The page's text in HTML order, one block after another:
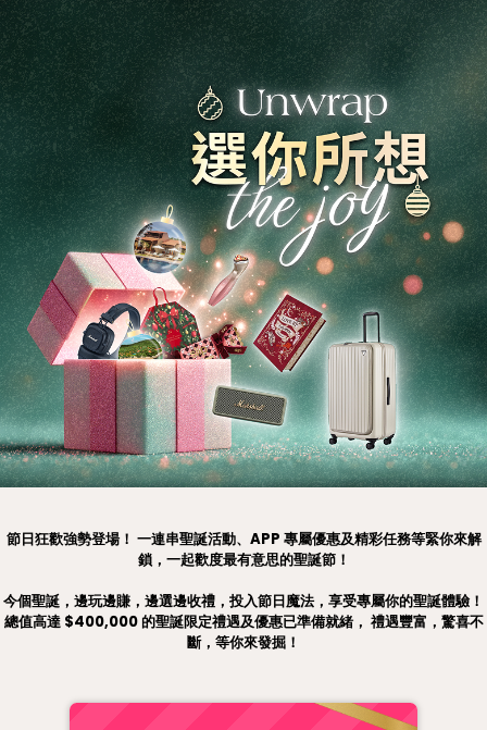
節日狂歡強勢登場！ 一連串聖誕活動、APP 專屬優惠及精彩任務等緊你來解
鎖，一起歡度最有意思的聖誕節！
今個聖誕，邊玩邊賺，邊選邊收禮，投入節日魔法，享受專屬你的聖誕體驗！
總值高達 $400,000 的聖誕限定禮遇及優惠已準備就緒， 禮遇豐富，驚喜不
斷，等你來發掘！